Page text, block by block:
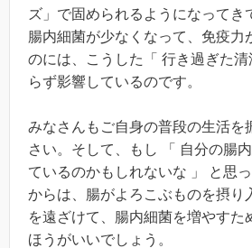
ズ」で固められるようになってき
腸内細菌が少なくなって、免疫力
のには、こうした「 行き過ぎた
らず影響しているのです。
みなさんもご自身の普段の生活を
さい。そして、もし 「 自分の腸
ているのかもしれないな 」 と思
からは、腸がよろこぶものを摂り
を遠ざけて、腸内細菌を増やすた
ほうがいいでしょう。